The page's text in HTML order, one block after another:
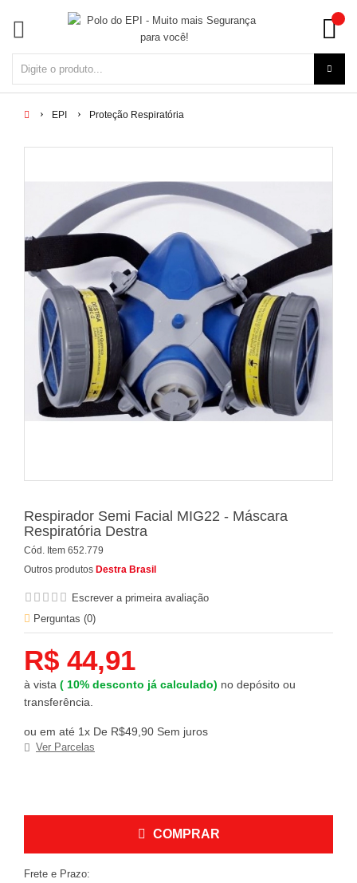
EPI Proteção Respiratória
Respirador Semi Facial MIG22 - Máscara
Respiratória Destra
Cód. Item 652.779
Outros produtos Destra Brasil
Escrever a primeira avaliação
Perguntas (0)
R$ 44,91
à vista ( 10% desconto já calculado) no depósito ou
transferência.
ou em até 1x De R$49,90 Sem juros
Ver Parcelas
COMPRAR
Frete e Prazo: